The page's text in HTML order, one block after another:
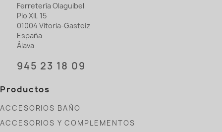
Ferretería Olaguibel
Pio XII, 15
01004 Vitoria-Gasteiz
España
Álava
945 23 18 09
Productos
ACCESORIOS BAÑO
ACCESORIOS Y COMPLEMENTOS